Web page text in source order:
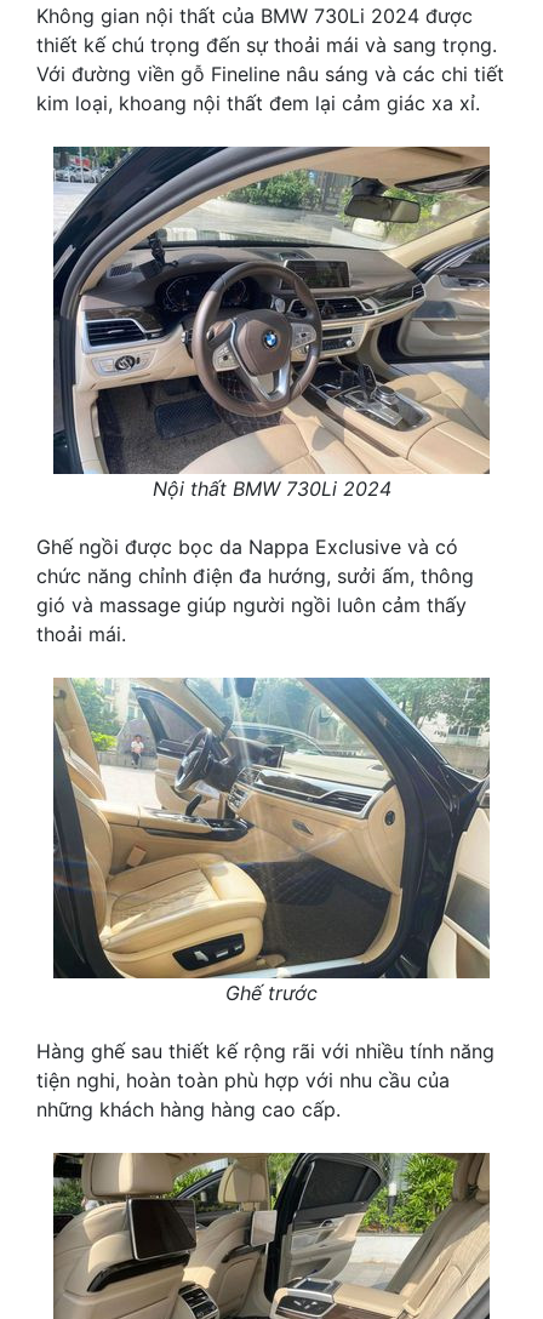
Không gian nội thất của BMW 730Li 2024 được
thiết kế chú trọng đến sự thoải mái và sang trọng.
Với đường viền gỗ Fineline nâu sáng và các chi tiết
kim loại, khoang nội thất đem lại cảm giác xa xỉ.
Nội thất BMW 730Li 2024
Ghế ngồi được bọc da Nappa Exclusive và có
chức năng chỉnh điện đa hướng, sưởi ấm, thông
gió và massage giúp người ngồi luôn cảm thấy
thoải mái.
Ghế trước
Hàng ghế sau thiết kế rộng rãi với nhiều tính năng
tiện nghi, hoàn toàn phù hợp với nhu cầu của
những khách hàng hàng cao cấp.